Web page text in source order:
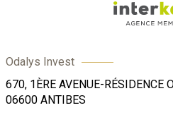
Odalys Invest
670, 1ÈRE AVENUE-RÉSIDENCE
06600 ANTIBES